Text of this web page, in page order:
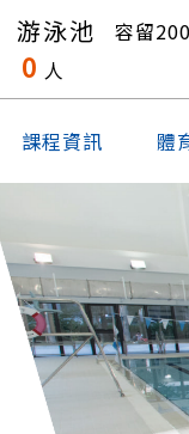
游泳池 容留200
0 人
課程資訊 體